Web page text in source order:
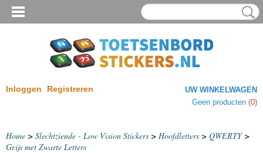
Inloggen Registreren
UW WINKELWAGEN
Geen producten (0)
Home > Slechtziende - Low Vision Stickers > Hoofdletters > QWERTY>
Grijs met Zwarte Letters